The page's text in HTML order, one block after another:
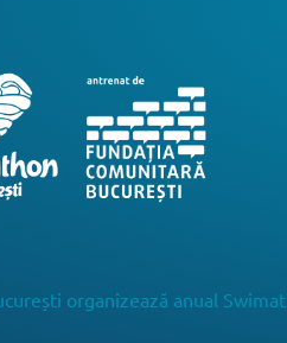
organizează anual